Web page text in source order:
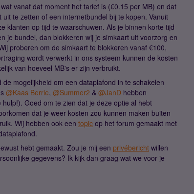
vanaf dat moment het tarief is (€0.15 per MB) en dat
te zetten of een internetbundel bij te kopen. Vanuit
klanten op tijd te waarschuwen. Als je binnen korte tijd
je bundel, dan blokkeren wij je simkaart uit voorzorg en
proberen om de simkaart te blokkeren vanaf €100,
wordt verwerkt in ons systeem kunnen de kosten
van hoeveel MB's er zijn verbruikt.
mogelijkheid om een dataplafond in te schakelen
@Kaas Berrie, @Summer2 & @JanD hebben
Goed om te zien dat je deze optie al hebt
dat je weer kosten zou kunnen maken buiten
Wij hebben ook een topic op het forum gemaakt met
hebt gemaakt. Zou je mij een privébericht willen
gegevens? Ik kijk dan graag wat we voor je